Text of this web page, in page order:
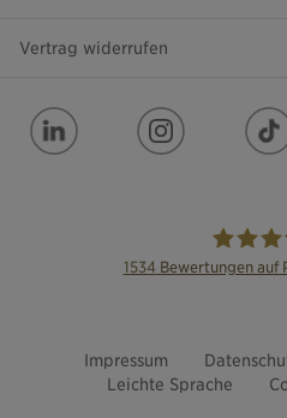
Vertrag widerrufen
1534 Bewertungen auf
Impressum
Leichte Sprache